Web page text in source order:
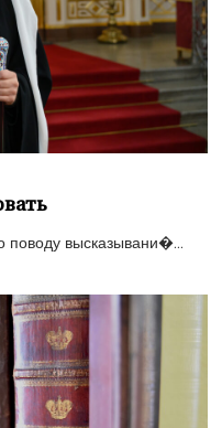
поводу высказывани�...